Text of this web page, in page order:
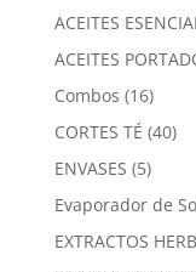
ACEITES
ACEITES
Combos 1616
CORTES TÉ 4040
ENVASES 55
Evaporador de
EXTRACTOS